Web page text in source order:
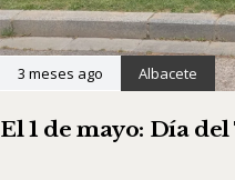
3 meses ago Albacete
El 1 de mayo: Día